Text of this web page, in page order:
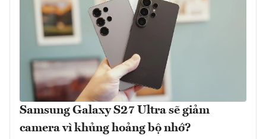
Samsung Galaxy S27 Ultra sẽ giảm
camera vì khủng hoảng bộ nhớ?